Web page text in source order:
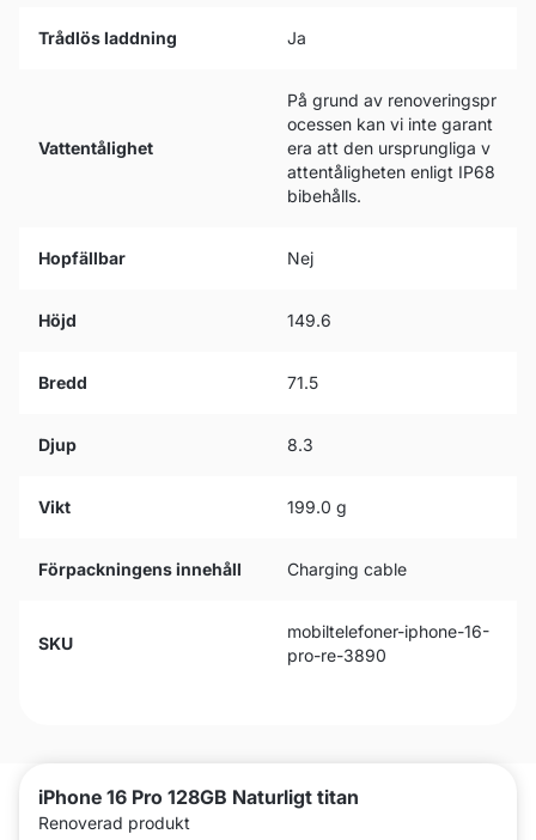
iPhone 16 Pro 128GB Naturligt titan
Renoverad produkt
Trådlös laddning Ja
Vattentålighet
På grund av renoveringspr
ocessen kan vi inte garant
era att den ursprungliga v
attentåligheten enligt IP68
bibehålls.
Hopfällbar Nej
Höjd 149.6
Bredd 71.5
Djup 8.3
Vikt 199.0 g
Förpackningens innehåll Charging cable
SKU
mobiltelefoner-iphone-16-
pro-re-3890